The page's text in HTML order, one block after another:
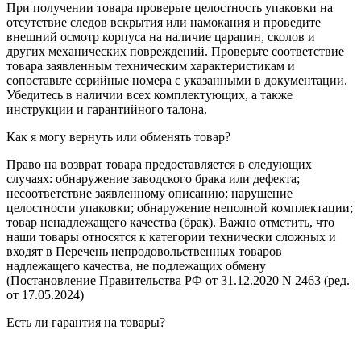
При получении товара проверьте целостность упаковки на
отсутствие следов вскрытия или намокания и проведите
внешний осмотр корпуса на наличие царапин, сколов и
других механических повреждений. Проверьте соответствие
товара заявленным техническим характеристикам и
сопоставьте серийные номера с указанными в документации.
Убедитесь в наличии всех комплектующих, а также
инструкции и гарантийного талона.
Как я могу вернуть или обменять товар?
Право на возврат товара предоставляется в следующих
случаях: обнаружение заводского брака или дефекта;
несоответствие заявленному описанию; нарушение
целостности упаковки; обнаружение неполной комплектации;
товар ненадлежащего качества (брак). Важно отметить, что
наши товары относятся к категории технически сложных и
входят в Перечень непродовольственных товаров
надлежащего качества, не подлежащих обмену
(Постановление Правительства РФ от 31.12.2020 N 2463 (ред.
от 17.05.2024)
Есть ли гарантия на товары?